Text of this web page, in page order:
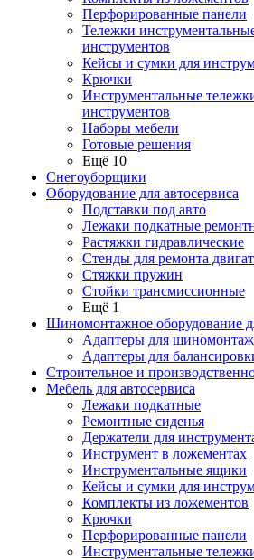
Перфорированные панели
Тележки
инструментов
Кейсы и сумки для
Крючки
Инструментальные
инструментов
Наборы мебели
Готовые решения
Ещё 10
Снегоуборщики
Оборудование для автосервиса
Подставки под авто
Лежаки подкатные
Растяжки гидравлические
Стенды для ремонта
Стяжки пружин
Стойки трансмиссионные
Ещё 1
Шиномонтажное оборудование
Адаптеры для
Адаптеры для
Строительное и
Мебель для автосервиса
Лежаки подкатные
Ремонтные сиденья
Держатели для
Инструмент в ложементах
Инструментальные ящики
Кейсы и сумки для
Комплекты из ложементов
Крючки
Перфорированные панели
Инструментальные